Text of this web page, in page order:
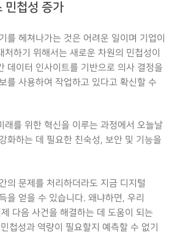
민첩성 증가
를 헤쳐나가는 것은 어려운 일이며 기업이
하기 위해서는 새로운 차원의 민첩성이
데이터 인사이트를 기반으로 의사 결정을
를 사용하여 작업하고 있다고 확신할 수
를 위한 혁신을 이루는 과정에서 오늘날
화하는 데 필요한 친숙성, 보안 및 기능을
의 문제를 처리하더라도 지금 디지털
을 얻을 수 있습니다. 왜냐하면, 우리
다음 사건을 해결하는 데 도움이 되는
첩성과 역량이 필요할지 예측할 수 없기